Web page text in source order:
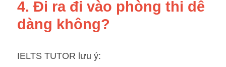
4. Đi ra đi vào phòng thi dễ
dàng không?
IELTS TUTOR lưu ý: